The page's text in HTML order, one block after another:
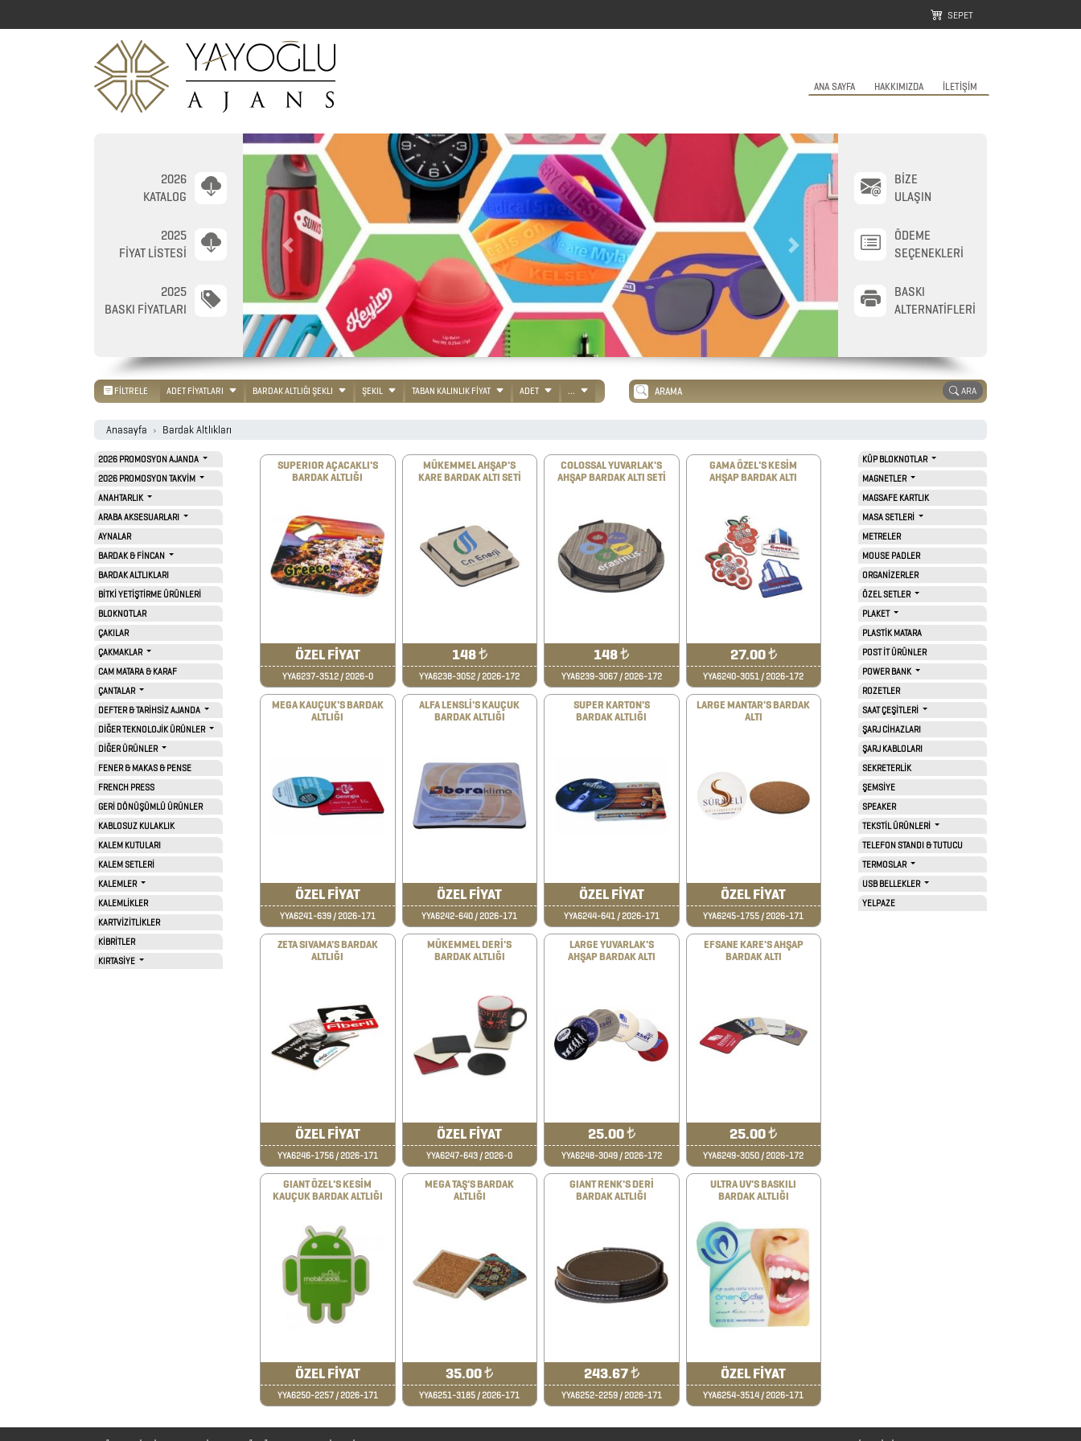
AKSESUARLARI
DİĞER
SEPET
ANA SAYFA HAKKIMIZDA İLETİŞİM
2026
KATALOG
2025
FİYAT LİSTESİ
2025
BASKI FİYATLARI
Previous Next
BİZE
ULAŞIN
ÖDEME
SEÇENEKLERİ
BASKI
ALTERNATİFLERİ
FİLTRELE ADET FİYATLARI BARDAK ALTLIĞI ŞEKLI ŞEKIL TABAN KALINLIK FİYAT ADET ... ARA
Anasayfa Bardak Altlıkları
2026 PROMOSYON AJANDA
2026 PROMOSYON TAKVİM
ANAHTARLIK
ARABA AKSESUARLARI
AYNALAR
BARDAK & FİNCAN
BARDAK ALTLIKLARI
BİTKİ YETİŞTİRME ÜRÜNLERİ
BLOKNOTLAR
ÇAKILAR
ÇAKMAKLAR
CAM MATARA & KARAF
ÇANTALAR
DEFTER & TARİHSİZ AJANDA
DİĞER TEKNOLOJİK ÜRÜNLER
DİĞER ÜRÜNLER
FENER & MAKAS & PENSE
FRENCH PRESS
GERİ DÖNÜŞÜMLÜ ÜRÜNLER
KABLOSUZ KULAKLIK
KALEM KUTULARI
KALEM SETLERİ
KALEMLER
KALEMLİKLER
KARTVİZİTLİKLER
KİBRİTLER
KIRTASİYE
SUPERIOR AÇACAKLI'S
BARDAK ALTLIĞI
ÖZEL FİYAT
YYA6237-3512 / 2026-0
MÜKEMMEL AHŞAP'S
KARE BARDAK ALTI SETİ
148₺
YYA6238-3052 / 2026-172
COLOSSAL YUVARLAK'S
AHŞAP BARDAK ALTI SETİ
148₺
YYA6239-3067 / 2026-172
GAMA ÖZEL'S KESİM
AHŞAP BARDAK ALTI
27.00₺
YYA6240-3051 / 2026-172
MEGA KAUÇUK'S BARDAK
ALTLIĞI
ÖZEL FİYAT
YYA6241-639 / 2026-171
ALFA LENSLİ'S KAUÇUK
BARDAK ALTLIĞI
ÖZEL FİYAT
YYA6242-640 / 2026-171
SUPER KARTON'S
BARDAK ALTLIĞI
ÖZEL FİYAT
YYA6244-641 / 2026-171
LARGE MANTAR'S BARDAK
ALTI
ÖZEL FİYAT
YYA6245-1755 / 2026-171
ZETA SIVAMA'S BARDAK
ALTLIĞI
ÖZEL FİYAT
YYA6246-1756 / 2026-171
MÜKEMMEL DERİ'S
BARDAK ALTLIĞI
ÖZEL FİYAT
YYA6247-643 / 2026-0
LARGE YUVARLAK'S
AHŞAP BARDAK ALTI
25.00₺
YYA6248-3049 / 2026-172
EFSANE KARE'S AHŞAP
BARDAK ALTI
25.00₺
YYA6249-3050 / 2026-172
GIANT ÖZEL'S KESİM
KAUÇUK BARDAK ALTLIĞI
ÖZEL FİYAT
YYA6250-2257 / 2026-171
MEGA TAŞ'S BARDAK
ALTLIĞI
35.00₺
YYA6251-3185 / 2026-171
GIANT RENK'S DERİ
BARDAK ALTLIĞI
243.67₺
YYA6252-2259 / 2026-171
ULTRA UV'S BASKILI
BARDAK ALTLIĞI
ÖZEL FİYAT
YYA6254-3514 / 2026-171
KÜP BLOKNOTLAR
MAGNETLER
MAGSAFE KARTLIK
MASA SETLERİ
METRELER
MOUSE PADLER
ORGANİZERLER
ÖZEL SETLER
PLAKET
PLASTİK MATARA
POST İT ÜRÜNLER
POWER BANK
ROZETLER
SAAT ÇEŞİTLERİ
ŞARJ CİHAZLARI
ŞARJ KABLOLARI
SEKRETERLİK
ŞEMSİYE
SPEAKER
TEKSTİL ÜRÜNLERİ
TELEFON STANDI & TUTUCU
TERMOSLAR
USB BELLEKLER
YELPAZE